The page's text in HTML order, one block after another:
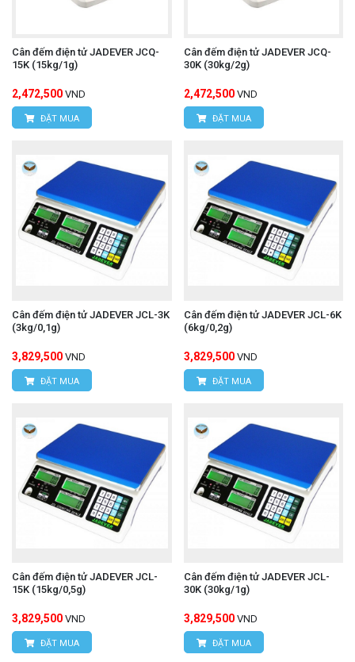
Cân đếm điện tử JADEVER JCQ-
15K (15kg/1g)
2,472,500 VND
ĐẶT MUA
Cân đếm điện tử JADEVER JCQ-
30K (30kg/2g)
2,472,500 VND
ĐẶT MUA
Cân đếm điện tử JADEVER JCL-3K
(3kg/0,1g)
3,829,500 VND
ĐẶT MUA
Cân đếm điện tử JADEVER JCL-6K
(6kg/0,2g)
3,829,500 VND
ĐẶT MUA
Cân đếm điện tử JADEVER JCL-
15K (15kg/0,5g)
3,829,500 VND
ĐẶT MUA
Cân đếm điện tử JADEVER JCL-
30K (30kg/1g)
3,829,500 VND
ĐẶT MUA